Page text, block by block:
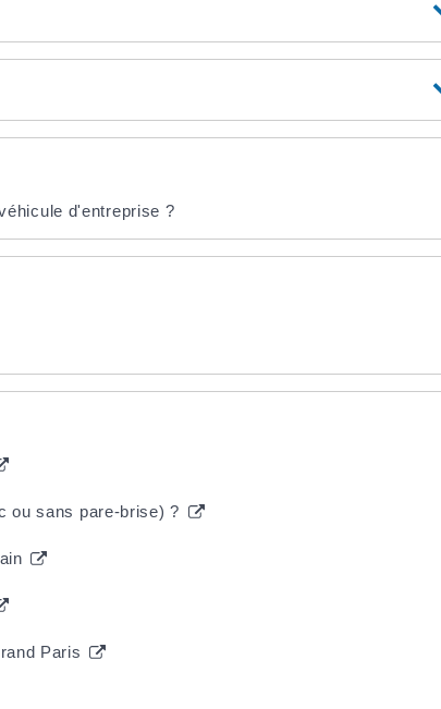
d'entreprise ?
ou sans pare-brise) ?
Paris